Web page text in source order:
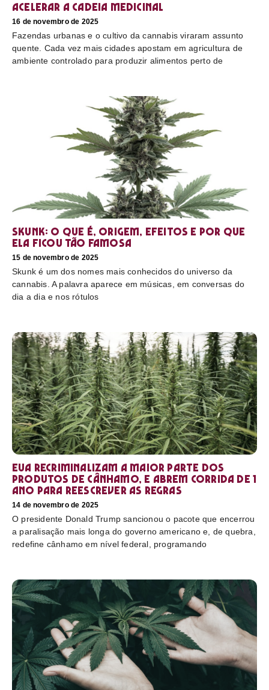
acelerar a cadeia medicinal
16 de novembro de 2025
Fazendas urbanas e o cultivo da cannabis viraram assunto
quente. Cada vez mais cidades apostam em agricultura de
ambiente controlado para produzir alimentos perto de
Skunk: o que é, origem, efeitos e por que
ela ficou tão famosa
15 de novembro de 2025
Skunk é um dos nomes mais conhecidos do universo da
cannabis. A palavra aparece em músicas, em conversas do
dia a dia e nos rótulos
EUA recriminalizam a maior parte dos
produtos de cânhamo, e abrem corrida de 1
ano para reescrever as regras
14 de novembro de 2025
O presidente Donald Trump sancionou o pacote que encerrou
a paralisação mais longa do governo americano e, de quebra,
redefine cânhamo em nível federal, programando